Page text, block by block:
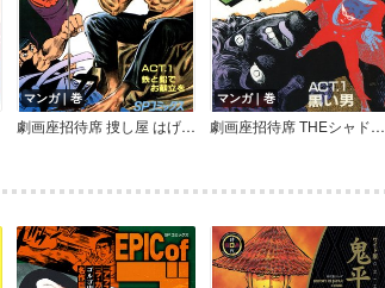
マンガ｜巻
劇画座招待席 捜し屋 はげ鷹登場！！
マンガ｜巻
劇画座招待席 THEシャドウマン